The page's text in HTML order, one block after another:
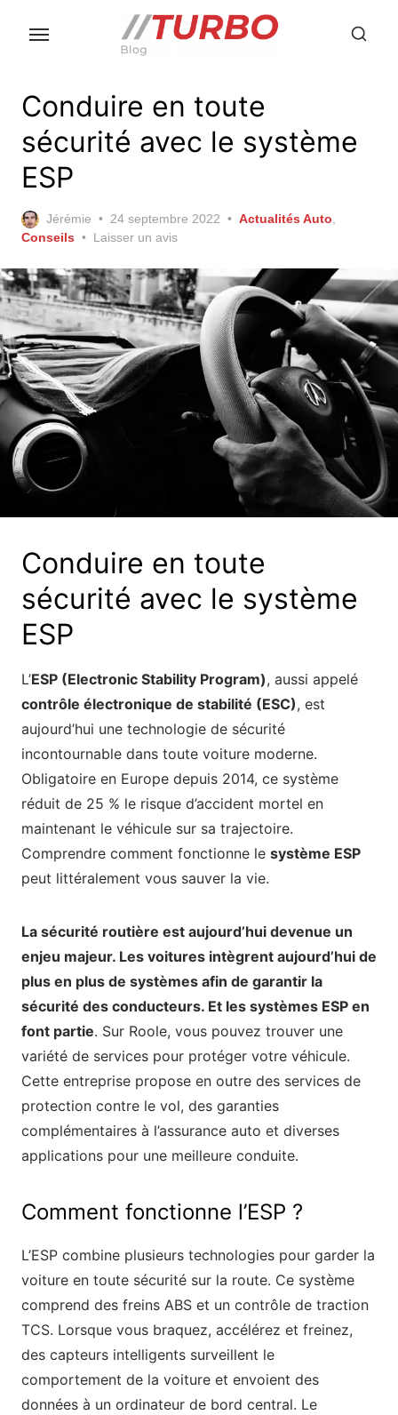
Conduire en toute
sécurité avec le système
ESP
Jérémie
Posted
on
24 septembre 2022 Actualités Auto
Conseils
Laisser un avis
Conduire en toute
sécurité avec le système
ESP
L’ESP (Electronic Stability Program), aussi appelé
contrôle électronique de stabilité (ESC), est
aujourd’hui une technologie de sécurité
incontournable dans toute voiture moderne.
Obligatoire en Europe depuis 2014, ce système
réduit de 25 % le risque d’accident mortel en
maintenant le véhicule sur sa trajectoire.
Comprendre comment fonctionne le système ESP
peut littéralement vous sauver la vie.
La sécurité routière est aujourd’hui devenue un
enjeu majeur. Les voitures intègrent aujourd’hui de
plus en plus de systèmes afin de garantir la
sécurité des conducteurs. Et les systèmes ESP en
font partie. Sur Roole, vous pouvez trouver une
variété de services pour protéger votre véhicule.
Cette entreprise propose en outre des services de
protection contre le vol, des garanties
complémentaires à l’assurance auto et diverses
applications pour une meilleure conduite.
Comment fonctionne l’ESP ?
L’ESP combine plusieurs technologies pour garder la
voiture en toute sécurité sur la route. Ce système
comprend des freins ABS et un contrôle de traction
TCS. Lorsque vous braquez, accélérez et freinez,
des capteurs intelligents surveillent le
comportement de la voiture et envoient des
données à un ordinateur de bord central. Le